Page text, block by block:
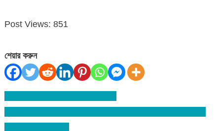
Post Views: 851
শেয়ার করুন
Post
navigation
ইসি কর্মকর্তাদের সম্পদের হিসাব দিতে হবে